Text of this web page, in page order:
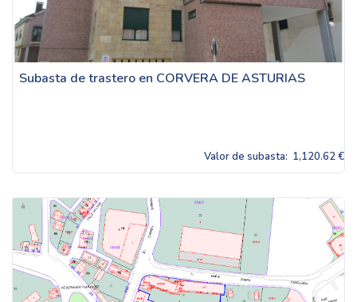
Subasta de trastero en CORVERA DE ASTURIAS
Valor de subasta: 1,120.62 €